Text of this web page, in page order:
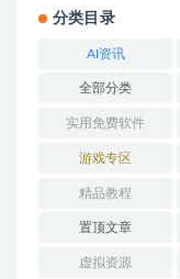
分类目录
AI资讯
全部分类
实用免费软件
游戏专区
精品教程
置顶文章
虚拟资源